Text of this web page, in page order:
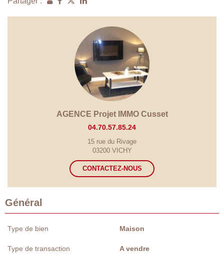
AGENCE Projet IMMO Cusset
04.70.57.85.24
15 rue du Rivage
03200 VICHY
CONTACTEZ-NOUS
Général
Type de bien Maison
Type de transaction A vendre